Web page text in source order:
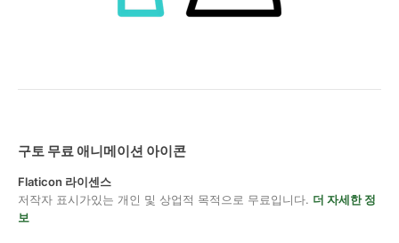
구토 무료 애니메이션 아이콘
Flaticon 라이센스
저작자 표시가있는 개인 및 상업적 목적으로 무료입니다. 더 자세한 정
보